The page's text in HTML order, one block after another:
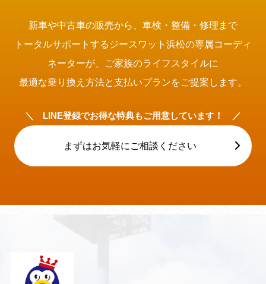
新車や中古車の販売から、車検・整備・修理まで
トータルサポートするジースワット浜松の専属コーディ
ネーターが、ご家族のライフスタイルに
最適な乗り換え方法と支払いプランをご提案します。
＼ LINE登録でお得な特典もご用意しています！ ／
まずはお気軽にご相談ください